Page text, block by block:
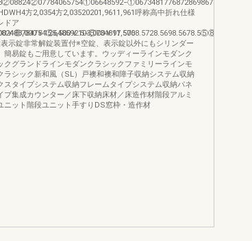
￥88,000￥125,500￥103,000￥91,500
方2,0354方2,03520201,9611,961呼称高中折れ仕様
ドア
示錠非常解錠装置付※空錠、表示錠以外にもシリンダー
易錠もご用意しています。ウッディーラインモダンク
クグランドラインモダンクラシックファミリーラインモ
ラシック新和風（SL）戸襖和襖和障子収納システム収納
スタイプシステム収納フレームタイプシステム収納パネ
プ集成カウンター／床下収納床材／床造作材階段アルミ
ニット階段ユニット手すりDS窓枠・造作材